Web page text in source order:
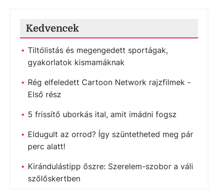
Kedvencek
Tiltólistás és megengedett sportágak,
gyakorlatok kismamáknak
Rég elfeledett Cartoon Network rajzfilmek -
Első rész
5 frissítő uborkás ital, amit imádni fogsz
Eldugult az orrod? Így szüntetheted meg pár
perc alatt!
Kirándulástipp őszre: Szerelem-szobor a váli
szőlőskertben